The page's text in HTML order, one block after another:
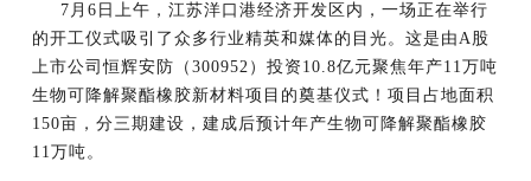
7月6日上午，江苏洋口港经济开发区内，一场正在举行
的开工仪式吸引了众多行业精英和媒体的目光。这是由A股
上市公司恒辉安防（300952）投资10.8亿元聚焦年产11万吨
生物可降解聚酯橡胶新材料项目的奠基仪式！项目占地面积
150亩，分三期建设，建成后预计年产生物可降解聚酯橡胶
11万吨。